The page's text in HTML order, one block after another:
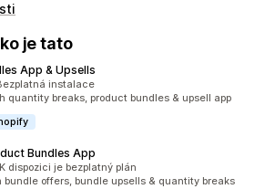
je tato
App & Upsells
5102
instalace
quantity breaks, product bundles & upsell app
Bundles App
2500
K dispozici je bezplatný plán
bundle offers, bundle upsells & quantity breaks